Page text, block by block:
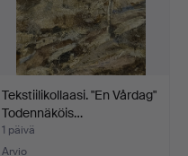
Tekstiilikollaasi. "En Vårdag"
Todennäköis…
1 päivä
Arvio